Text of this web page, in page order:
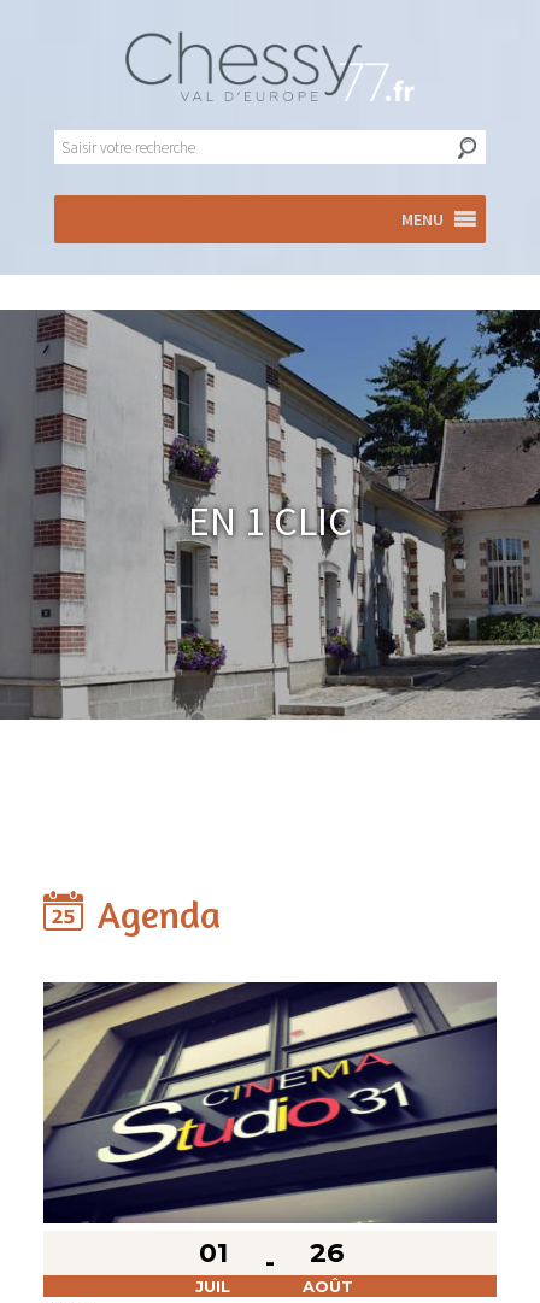
MENU
En 1 clic
Agenda
01
JUIL
26
AOÛT